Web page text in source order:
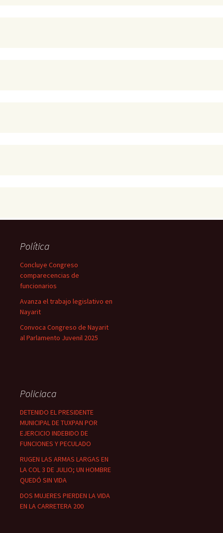
Política
Concluye Congreso
comparecencias de
funcionarios
Avanza el trabajo legislativo en
Nayarit
Convoca Congreso de Nayarit
al Parlamento Juvenil 2025
Policiaca
DETENIDO EL PRESIDENTE
MUNICIPAL DE TUXPAN POR
EJERCICIO INDEBIDO DE
FUNCIONES Y PECULADO
RUGEN LAS ARMAS LARGAS EN
LA COL 3 DE JULIO; UN HOMBRE
QUEDÓ SIN VIDA
DOS MUJERES PIERDEN LA VIDA
EN LA CARRETERA 200